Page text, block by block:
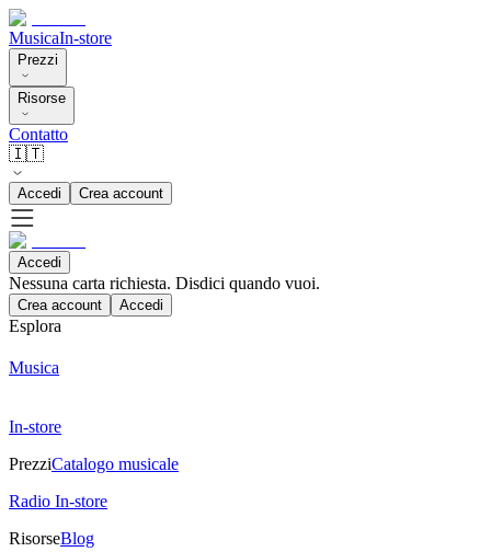
MusicaIn-store
Prezzi
Risorse
Contatto
🇮🇹
Accedi Crea account
Accedi
Nessuna carta richiesta. Disdici quando vuoi.
Crea account Accedi
Esplora
Musica
In-store
PrezziCatalogo musicale
Radio In-store
RisorseBlog